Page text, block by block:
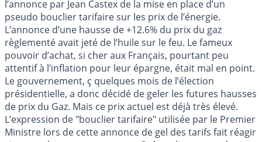
l’annonce par Jean Castex de la mise en place d’un
pseudo bouclier tarifaire sur les prix de l’énergie.
L’annonce d’une hausse de +12.6% du prix du gaz
règlementé avait jeté de l’huile sur le feu. Le fameux
pouvoir d’achat, si cher aux Français, pourtant peu
attentif à l’inflation pour leur épargne, était mal en point.
Le gouvernement, ç quelques mois de l’élection
présidentielle, a donc décidé de geler les futures hausses
de prix du Gaz. Mais ce prix actuel est déjà très élevé.
L’expression de "bouclier tarifaire" utilisée par le Premier
Ministre lors de cette annonce de gel des tarifs fait réagir